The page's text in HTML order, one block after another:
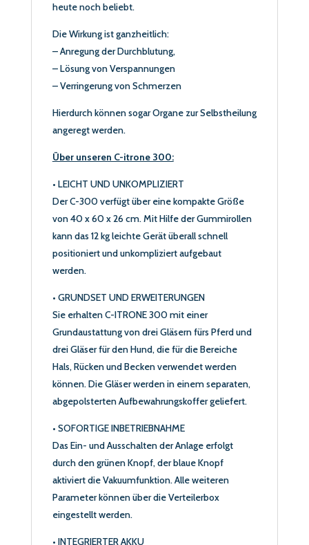
heute noch beliebt.
Die Wirkung ist ganzheitlich:
– Anregung der Durchblutung,
– Lösung von Verspannungen
– Verringerung von Schmerzen
Hierdurch können sogar Organe zur Selbstheilung
angeregt werden.
Über unseren C-itrone 300:
• LEICHT UND UNKOMPLIZIERT
Der C-300 verfügt über eine kompakte Größe
von 40 x 60 x 26 cm. Mit Hilfe der Gummirollen
kann das 12 kg leichte Gerät überall schnell
positioniert und unkompliziert aufgebaut
werden.
• GRUNDSET UND ERWEITERUNGEN
Sie erhalten C-ITRONE 300 mit einer
Grundaustattung von drei Gläsern fürs Pferd und
drei Gläser für den Hund, die für die Bereiche
Hals, Rücken und Becken verwendet werden
können. Die Gläser werden in einem separaten,
abgepolsterten Aufbewahrungskoffer geliefert.
• SOFORTIGE INBETRIEBNAHME
Das Ein- und Ausschalten der Anlage erfolgt
durch den grünen Knopf, der blaue Knopf
aktiviert die Vakuumfunktion. Alle weiteren
Parameter können über die Verteilerbox
eingestellt werden.
• INTEGRIERTER AKKU